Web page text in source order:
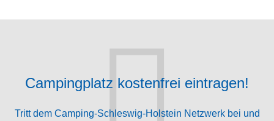
Campingplatz kostenfrei eintragen!
Tritt dem Camping-Schleswig-Holstein Netzwerk bei und